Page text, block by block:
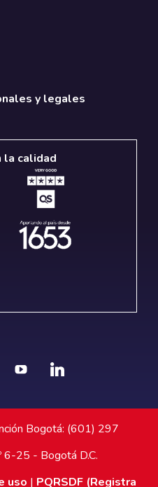
y legales
la calidad
Bogotá: (601) 297
6-25 - Bogotá D.C.
uso | PQRSDF (Registra